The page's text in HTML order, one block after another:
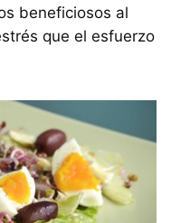
beneficiosos al
que el esfuerzo